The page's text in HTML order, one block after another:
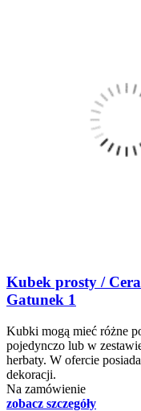
Kubek prosty /
Gatunek 1
Kubki mogą mieć różne
pojedynczo lub w
herbaty. W ofercie
dekoracji.
Na zamówienie
zobacz szczegóły